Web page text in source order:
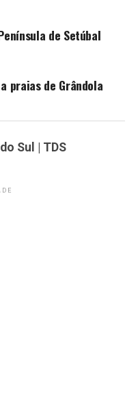
de Setúbal
praias de Grândola
Sul | TDS